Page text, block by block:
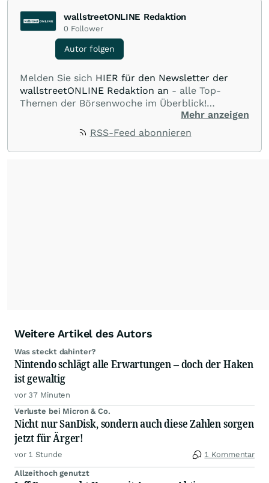
wallstreetONLINE Redaktion
0 Follower
Autor folgen
Melden Sie sich HIER für den Newsletter der
wallstreetONLINE Redaktion an - alle Top-
Themen der Börsenwoche im Überblick!
Verpassen Sie kein wichtiges Anleger-Thema!Für
Beiträge auf diesem journalistischen Channel ist
Redaktion verantwortlich. Die Fachjournalisten
Mehr anzeigen
RSS-Feed abonnieren
Weitere Artikel des Autors
Was steckt dahinter?
Nintendo schlägt alle Erwartungen – doch der Haken
ist gewaltig
vor 37 Minuten
Verluste bei Micron & Co.
Nicht nur SanDisk, sondern auch diese Zahlen sorgen
jetzt für Ärger!
vor 1 Stunde 1 Kommentar
Allzeithoch genutzt